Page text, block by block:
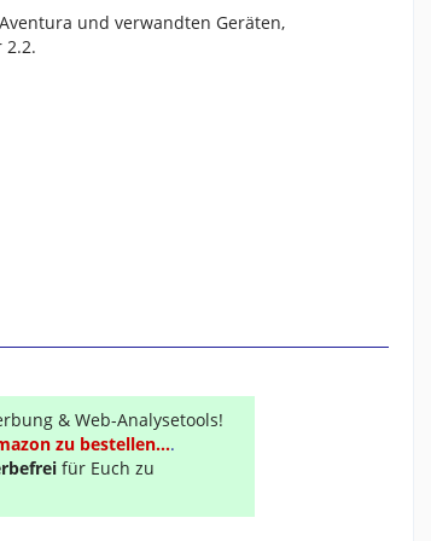
und verwandten Geräten,
2.2.
& Web-Analysetools!
zu bestellen....
für Euch zu